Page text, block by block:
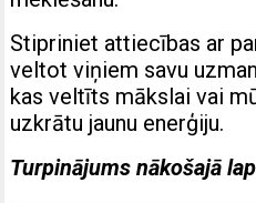
Stipriniet attiecības ar
veltot viņiem savu
kas veltīts mākslai vai
uzkrātu jaunu enerģiju.
Turpinājums nākošajā